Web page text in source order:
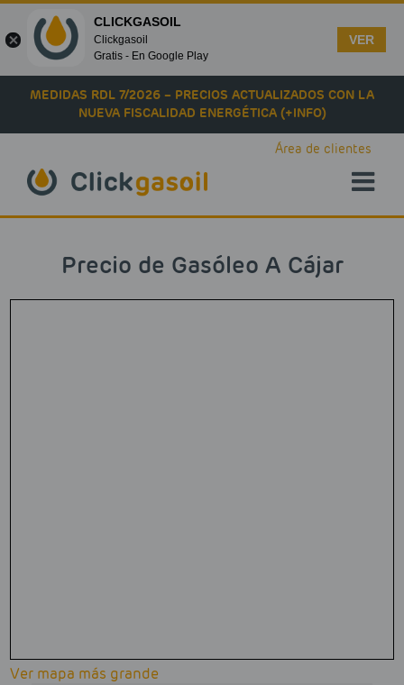
Skip to main content
MEDIDAS RDL 7/2026 – PRECIOS ACTUALIZADOS CON LA
NUEVA FISCALIDAD ENERGÉTICA (+INFO)
Área de clientes
Precio de Gasóleo A Cájar
Ver mapa más grande
CLICKGASOIL
Clickgasoil
Gratis - En Google Play
VER